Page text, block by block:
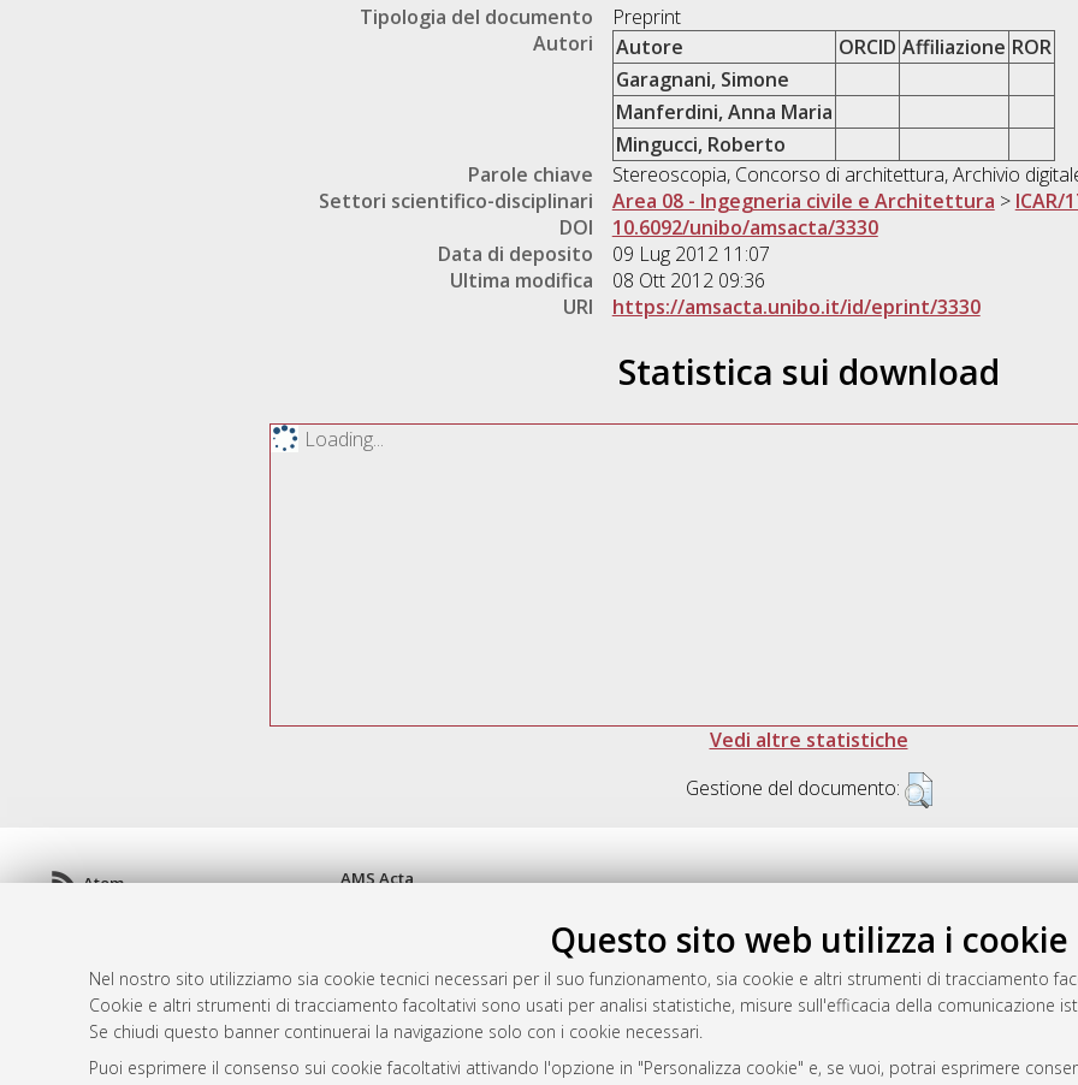
Questo sito web utilizza i cookie
Nel nostro sito utilizziamo sia cookie tecnici necessari per il suo funzionamento, sia cookie e altri strumenti di tracciamento
Cookie e altri strumenti di tracciamento facoltativi sono usati per analisi statistiche, misure sull'efficacia della comunicazione
Se chiudi questo banner continuerai la navigazione solo con i cookie necessari.
Puoi esprimere il consenso sui cookie facoltativi attivando l'opzione in "Personalizza cookie" e, se vuoi, potrai esprimere
Tipologia del documento
Preprint
Autori
Autore ORCID Affiliazione ROR
Garagnani, Simone
Manferdini, Anna Maria
Mingucci, Roberto
Parole chiave
Stereoscopia, Concorso di architettura, Archivio
Settori scientifico-disciplinari
Area 08 - Ingegneria civile e Architettura > ICAR/
DOI
10.6092/unibo/amsacta/3330
Data di deposito
09 Lug 2012 11:07
Ultima modifica
08 Ott 2012 09:36
URI
https://amsacta.unibo.it/id/eprint/3330
Statistica sui download
Loading...
Vedi altre statistiche
Gestione del documento:
Atom
AMS Acta
doi.org/10.17616/R3P19R
Servizio implementato e gestito da
AlmaDL
Impostazioni Cookie
Informativa sulla privacy
Condizioni d'uso del sito